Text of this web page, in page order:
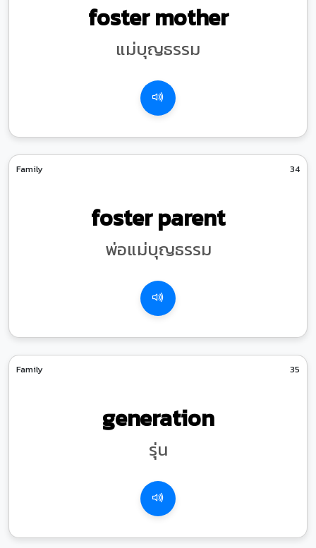
foster mother
แม่บุญธรรม
Family 34
foster parent
พ่อแม่บุญธรรม
Family 35
generation
รุ่น